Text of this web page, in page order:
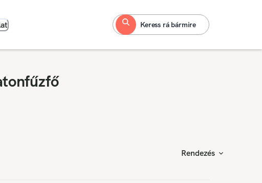
Keress rá bármire
Rendezés